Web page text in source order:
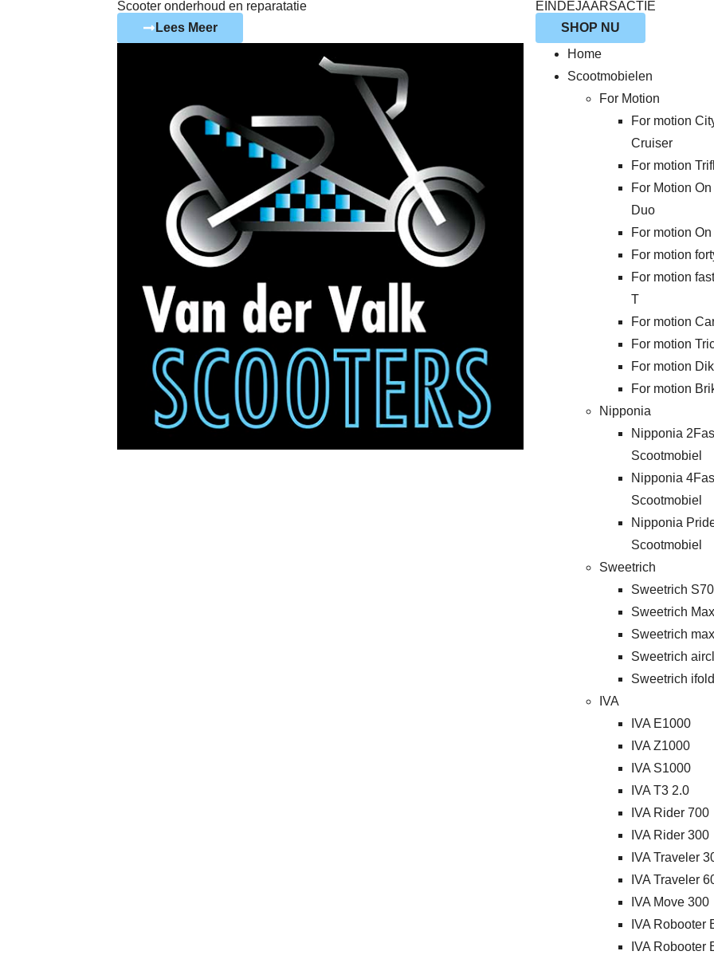
Scooter onderhoud en reparatatie
Lees Meer
EINDEJAARSACTIE
SHOP NU
Home
Scootmobielen
For Motion
For motion
Cruiser
For motion
For Motion
Duo
For motion
For motion
For motion
T
For motion
For motion
For motion
For motion
Nipponia
Nipponia
Scootmobiel
Nipponia
Scootmobiel
Nipponia
Scootmobiel
Sweetrich
Sweetrich S70
Sweetrich
Sweetrich
Sweetrich
Sweetrich
IVA
IVA E1000
IVA Z1000
IVA S1000
IVA T3 2.0
IVA Rider 700
IVA Rider 300
IVA Traveler
IVA Traveler
IVA Move 300
IVA Robooter
IVA Robooter